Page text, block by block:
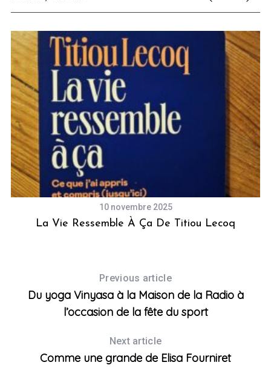
10 novembre 2025
La Vie Ressemble À Ça De Titiou Lecoq
Previous article
Du yoga Vinyasa à la Maison de la Radio à
l’occasion de la fête du sport
Next article
Comme une grande de Elisa Fourniret